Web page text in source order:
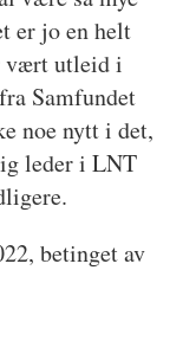
er jo en helt
vært utleid i
Samfundet
noe nytt i det,
leder i LNT
betinget av